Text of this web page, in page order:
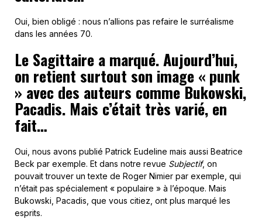
Oui, bien obligé : nous n’allions pas refaire le surréalisme
dans les années 70.
Le Sagittaire a marqué. Aujourd’hui,
on retient surtout son image « punk
» avec des auteurs comme Bukowski,
Pacadis. Mais c’était très varié, en
fait…
Oui, nous avons publié Patrick Eudeline mais aussi Beatrice
Beck par exemple. Et dans notre revue Subjectif, on
pouvait trouver un texte de Roger Nimier par exemple, qui
n’était pas spécialement « populaire » à l’époque. Mais
Bukowski, Pacadis, que vous citiez, ont plus marqué les
esprits.